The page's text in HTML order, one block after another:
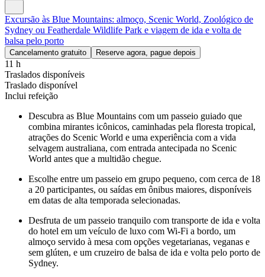
Excursão às Blue Mountains: almoço, Scenic World, Zoológico de
Sydney ou Featherdale Wildlife Park e viagem de ida e volta de
balsa pelo porto
Cancelamento gratuito Reserve agora, pague depois
11 h
Traslados disponíveis
Traslado disponível
Inclui refeição
Descubra as Blue Mountains com um passeio guiado que
combina mirantes icônicos, caminhadas pela floresta tropical,
atrações do Scenic World e uma experiência com a vida
selvagem australiana, com entrada antecipada no Scenic
World antes que a multidão chegue.
Escolhe entre um passeio em grupo pequeno, com cerca de 18
a 20 participantes, ou saídas em ônibus maiores, disponíveis
em datas de alta temporada selecionadas.
Desfruta de um passeio tranquilo com transporte de ida e volta
do hotel em um veículo de luxo com Wi-Fi a bordo, um
almoço servido à mesa com opções vegetarianas, veganas e
sem glúten, e um cruzeiro de balsa de ida e volta pelo porto de
Sydney.